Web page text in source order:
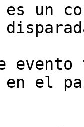
un
en el